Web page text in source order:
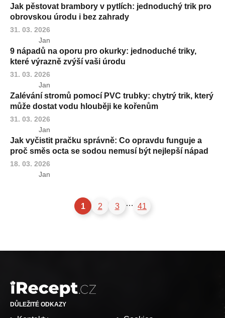
Jak pěstovat brambory v pytlích: jednoduchý trik pro
obrovskou úrodu i bez zahrady
31. 03. 2026
Jan
9 nápadů na oporu pro okurky: jednoduché triky,
které výrazně zvýší vaši úrodu
31. 03. 2026
Jan
Zalévání stromů pomocí PVC trubky: chytrý trik, který
může dostat vodu hlouběji ke kořenům
31. 03. 2026
Jan
Jak vyčistit pračku správně: Co opravdu funguje a
proč směs octa se sodou nemusí být nejlepší nápad
18. 03. 2026
Jan
1 2 3 … 41
DŮLEŽITÉ ODKAZY